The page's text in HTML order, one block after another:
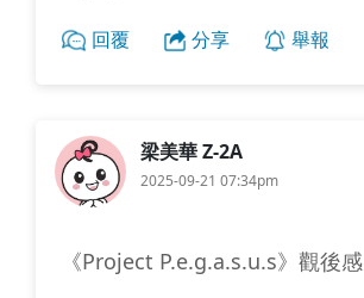
回覆 分享 舉報
梁美華 Z-2A
2025-09-21 07:34pm
《Project P.e.g.a.s.u.s》觀後感